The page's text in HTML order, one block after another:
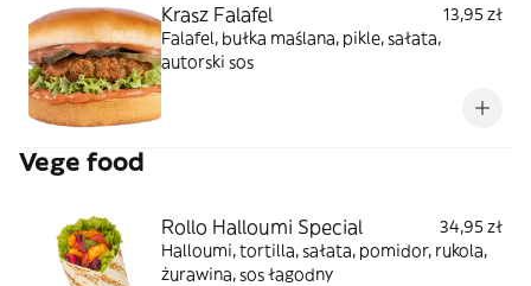
Krasz Falafel
13,95 zł
Falafel, bułka maślana, pikle, sałata,
autorski sos
Vege food
Rollo Halloumi Special
34,95 zł
Halloumi, tortilla, sałata, pomidor, rukola,
żurawina, sos łagodny